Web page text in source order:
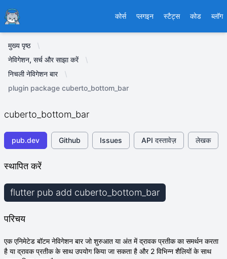
Ducafecat कोर्स प्लगइन स्टैट्स कोड ब्लॉग
मुख्य पृष्ठ
नेविगेशन, सर्च और साझा करें
निचली नेविगेशन बार
plugin package cuberto_bottom_bar
cuberto_bottom_bar
pub.dev Github Issues API दस्तावेज़ लेखक
स्थापित करें
flutter pub add cuberto_bottom_bar
परिचय
एक एनिमेटेड बॉटम नेविगेशन बार जो शुरुआत या अंत में द्रावक प्रतीक का समर्थन करता
है या द्रावक प्रतीक के साथ उपयोग किया जा सकता है और 2 विभिन्न शैलियों के साथ